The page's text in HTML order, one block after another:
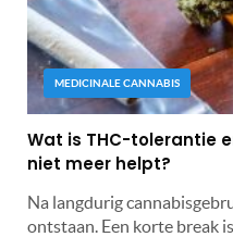
MEDICINALE CANNABIS
Wat is THC-tolerantie
niet meer helpt?
Na langdurig
ontstaan. Een korte break